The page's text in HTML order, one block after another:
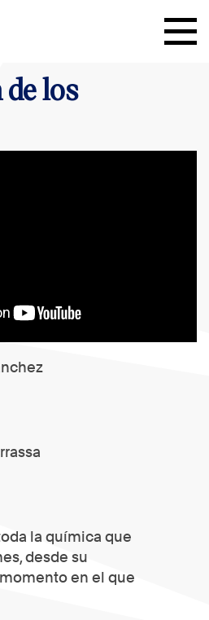
la química que
desde su
en el que
los